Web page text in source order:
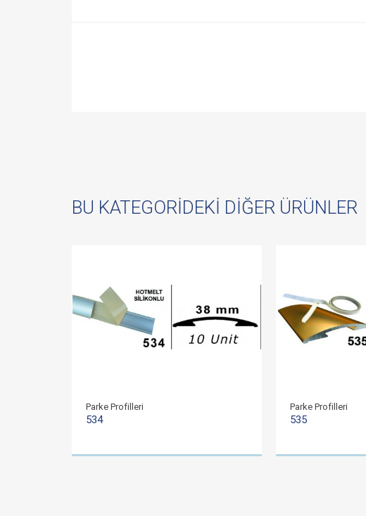
BU KATEGORIDEKI DIĞER ÜRÜNLER
Parke Profilleri
534
Parke Profilleri
535